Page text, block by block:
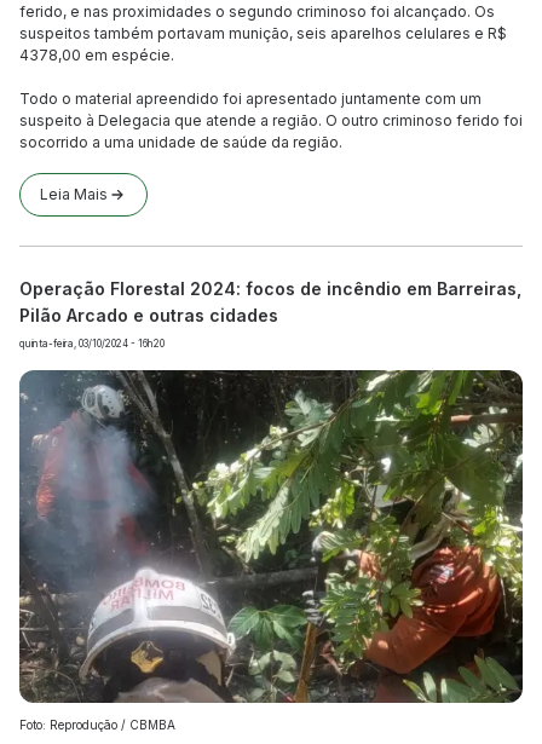
ferido, e nas proximidades o segundo criminoso foi alcançado. Os
suspeitos também portavam munição, seis aparelhos celulares e R$
4378,00 em espécie.
Todo o material apreendido foi apresentado juntamente com um
suspeito à Delegacia que atende a região. O outro criminoso ferido foi
socorrido a uma unidade de saúde da região.
Leia Mais
Operação Florestal 2024: focos de incêndio em Barreiras,
Pilão Arcado e outras cidades
quinta-feira, 03/10/2024 - 16h20
Foto: Reprodução / CBMBA